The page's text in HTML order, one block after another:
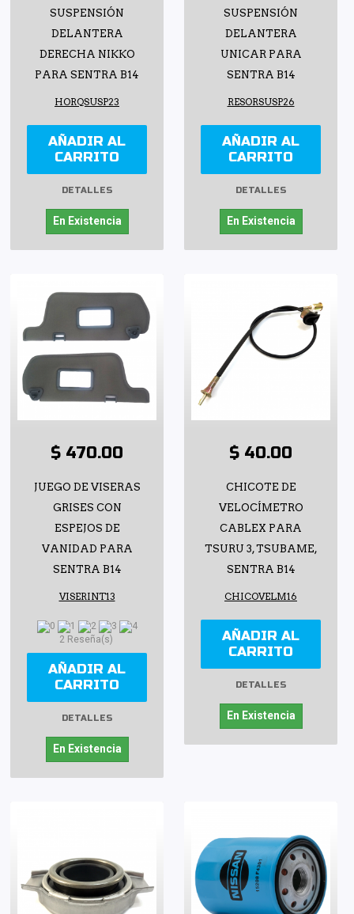
SUSPENSIÓN
DELANTERA
DERECHA NIKKO
PARA SENTRA B14
HORQSUSP23
AÑADIR AL
CARRITO
DETALLES
En Existencia
SUSPENSIÓN
DELANTERA
UNICAR PARA
SENTRA B14
RESORSUSP26
AÑADIR AL
CARRITO
DETALLES
En Existencia
$ 470.00
JUEGO DE VISERAS
GRISES CON
ESPEJOS DE
VANIDAD PARA
SENTRA B14
VISERINT13
2 Reseña(s)
AÑADIR AL
CARRITO
DETALLES
En Existencia
$ 40.00
CHICOTE DE
VELOCÍMETRO
CABLEX PARA
TSURU 3, TSUBAME,
SENTRA B14
CHICOVELM16
AÑADIR AL
CARRITO
DETALLES
En Existencia